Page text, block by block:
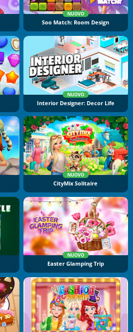
NUOVO
Soo Match: Room Design
NUOVO
Interior Designer: Decor Life
NUOVO
CityMix Solitaire
NUOVO
Easter Glamping Trip